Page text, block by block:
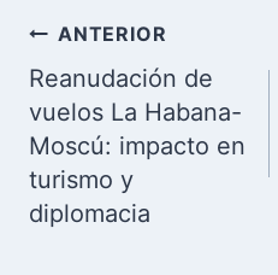
Navegación
de
entradas
ANTERIOR
Reanudación de
vuelos La Habana-
Moscú: impacto en
turismo y
diplomacia